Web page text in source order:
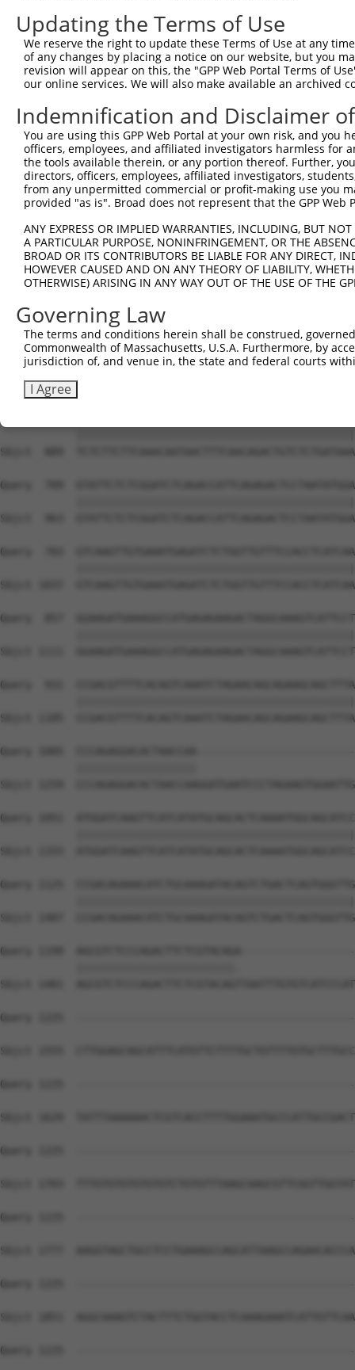
Updating the Terms of Use
We reserve the right to update these Terms of Use at any
of any changes by placing a notice on our website, but you
revision will appear on this, the "GPP Web Portal Terms of
our online services. We will also make available an archived
Indemnification and Disclaimer
You are using this GPP Web Portal at your own risk, and
officers, employees, and affiliated investigators harmless for
the tools available therein, or any portion thereof. Further,
directors, officers, employees, affiliated investigators,
from any unpermitted commercial or profit-making use you
provided "as is". Broad does not represent that the GPP
ANY EXPRESS OR IMPLIED WARRANTIES, INCLUDING, BUT
A PARTICULAR PURPOSE, NONINFRINGEMENT, OR THE
BROAD OR ITS CONTRIBUTORS BE LIABLE FOR ANY DIRECT,
HOWEVER CAUSED AND ON ANY THEORY OF LIABILITY,
OTHERWISE) ARISING IN ANY WAY OUT OF THE USE OF THE
Governing Law
The terms and conditions herein shall be construed,
Commonwealth of Massachusetts, U.S.A. Furthermore, by
jurisdiction of, and venue in, the state and federal courts
I Agree